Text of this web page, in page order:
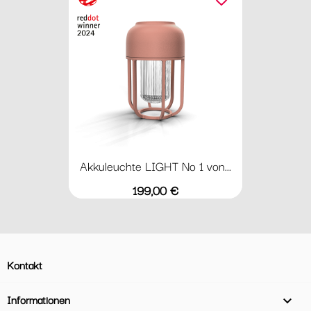
Akkuleuchte LIGHT No 1 von...
Preis
199,00 €
Kontakt
Informationen 